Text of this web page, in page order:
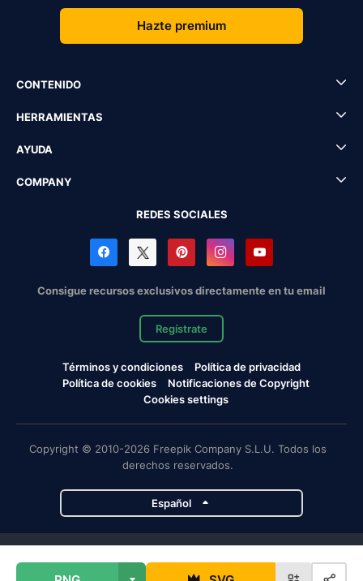
Hazte premium
CONTENIDO
HERRAMIENTAS
AYUDA
COMPANY
REDES SOCIALES
Consigue recursos exclusivos directamente en tu email
Regístrate
Términos y condiciones
Política de privacidad
Política de cookies
Notificaciones de Copyright
Cookies settings
Copyright © 2010-2026 Freepik Company S.L.U. Todos los
derechos reservados.
Español